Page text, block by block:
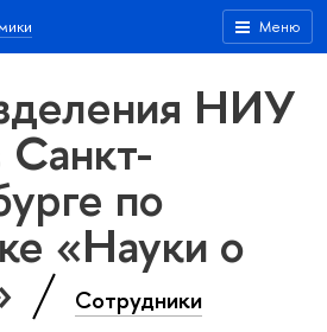
Меню
НИУ
по
«Науки о
Сотрудники